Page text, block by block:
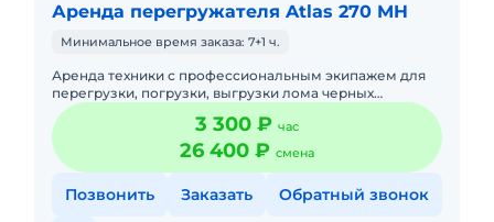
Аренда перегружателя Atlas 270 MH
Минимальное время заказа: 7+1 ч.
Аренда техники с профессиональным экипажем для
перегрузки, погрузки, выгрузки лома черных
металлов. Большой опыт работы. Перегружатель -
Atlas 270MH, Г Вес при3 300 ₽ час
26 400 ₽ смена
Позвонить Заказать Обратный звонок